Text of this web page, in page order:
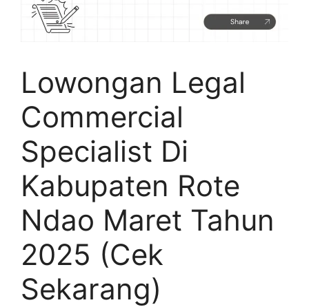
Lowongan Legal
Commercial
Specialist Di
Kabupaten Rote
Ndao Maret Tahun
2025 (Cek
Sekarang)